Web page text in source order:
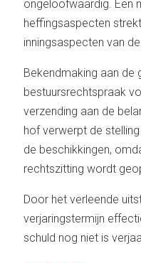
ongeloofwaardig. Een
heffingsaspecten
inningsaspecten van
Bekendmaking aan
bestuursrechtspraak
verzending aan de
hof verwerpt de
de beschikkingen,
rechtszitting wordt
Door het verleende
verjaringstermijn
schuld nog niet is